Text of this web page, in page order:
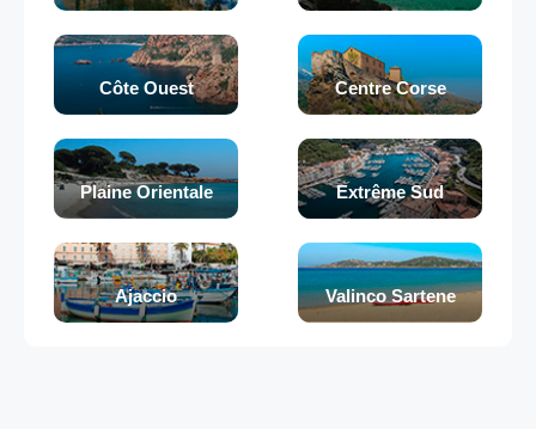
Côte Ouest Centre Corse
Plaine Orientale Extrême Sud
Ajaccio Valinco Sartene